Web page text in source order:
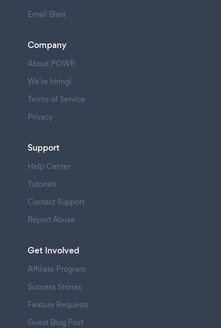
Email Blast
Company
About POWR
We're hiring!
Terms of Service
Privacy
Support
Help Center
Tutorials
Contact Support
Report Abuse
Get Involved
Affiliate Program
Success Stories
Feature Requests
Guest Blog Post